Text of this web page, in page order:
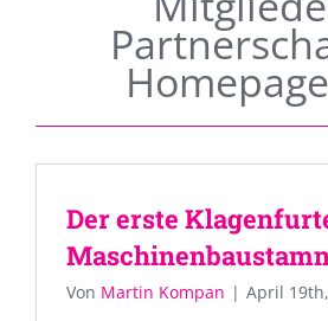
Der erste
Von Martin Kompan | April